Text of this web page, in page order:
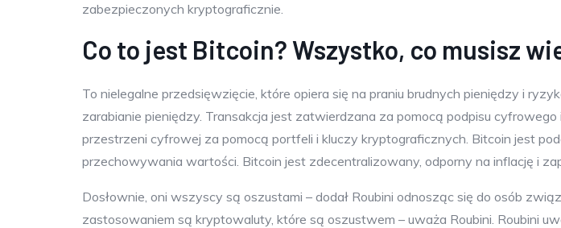
zabezpieczonych kryptograficznie.
Co to jest Bitcoin? Wszystko, co musisz
To nielegalne przedsięwzięcie, które opiera się na praniu brudnych pieniędzy i
zarabianie pieniędzy. Transakcja jest zatwierdzana za pomocą podpisu
przestrzeni cyfrowej za pomocą portfeli i kluczy kryptograficznych. Bitcoin jest
przechowywania wartości. Bitcoin jest zdecentralizowany, odporny na inflację i
Dosłownie, oni wszyscy są oszustami – dodał Roubini odnosząc się do osób
zastosowaniem są kryptowaluty, które są oszustwem – uważa Roubini. Roubini